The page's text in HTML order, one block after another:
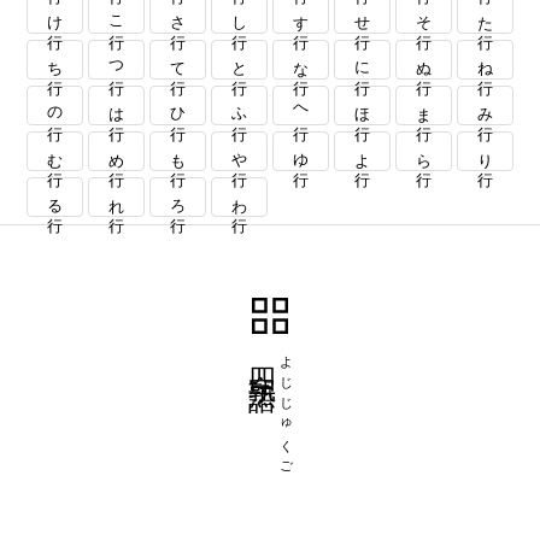
け行 こ行 さ行 し行 す行 せ行 そ行 た行
ち行 つ行 て行 と行 な行 に行 ぬ行 ね行
の行 は行 ひ行 ふ行 へ行 ほ行 ま行 み行
む行 め行 も行 や行 ゆ行 よ行 ら行 り行
る行 れ行 ろ行 わ行
よじじゅくご